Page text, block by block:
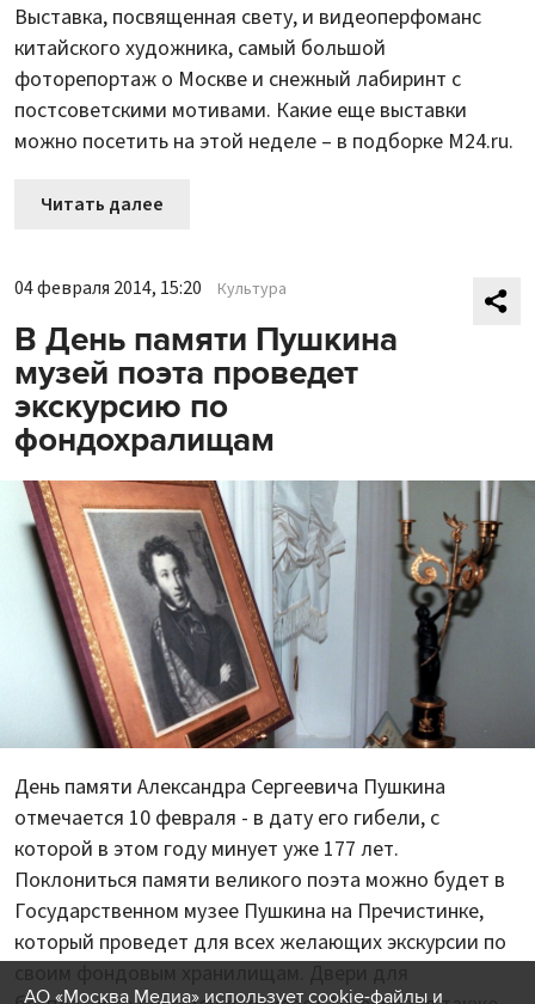
Выставка, посвященная свету, и видеоперфоманс
китайского художника, самый большой
фоторепортаж о Москве и снежный лабиринт с
постсоветскими мотивами. Какие еще выставки
можно посетить на этой неделе – в подборке M24.ru.
Читать далее
04 февраля 2014, 15:20 Культура
В День памяти Пушкина
музей поэта проведет
экскурсию по
фондохралищам
День памяти Александра Сергеевича Пушкина
отмечается 10 февраля - в дату его гибели, с
которой в этом году минует уже 177 лет.
Поклониться памяти великого поэта можно будет в
Государственном музее Пушкина на Пречистинке,
который проведет для всех желающих экскурсии по
АО «Москва Медиа» использует cookie-файлы и